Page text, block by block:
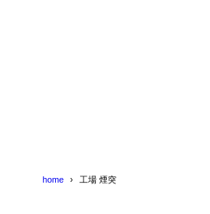
home 工場 煙突